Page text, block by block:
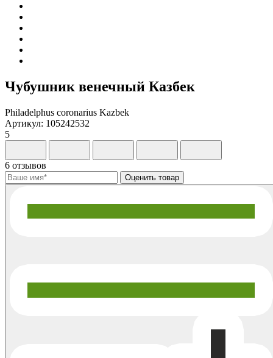
Чубушник венечный Казбек
Philadelphus coronarius Kazbek
Артикул: 105242532
5
6 отзывов